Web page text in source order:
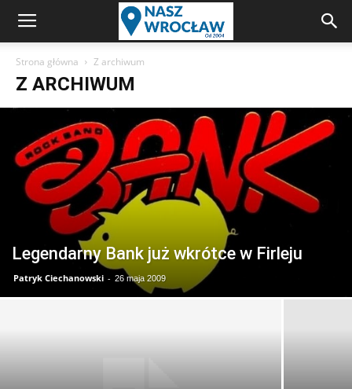
Strona główna Z archiwum
Z ARCHIWUM
Legendarny Bank już wkrótce w Firleju
Patryk Ciechanowski - 26 maja 2009